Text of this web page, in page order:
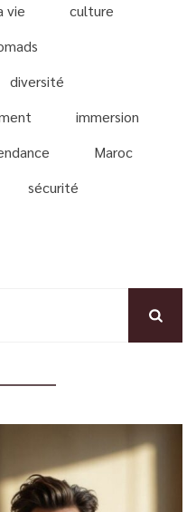
vie
culture
diversité
immersion
Maroc
sécurité